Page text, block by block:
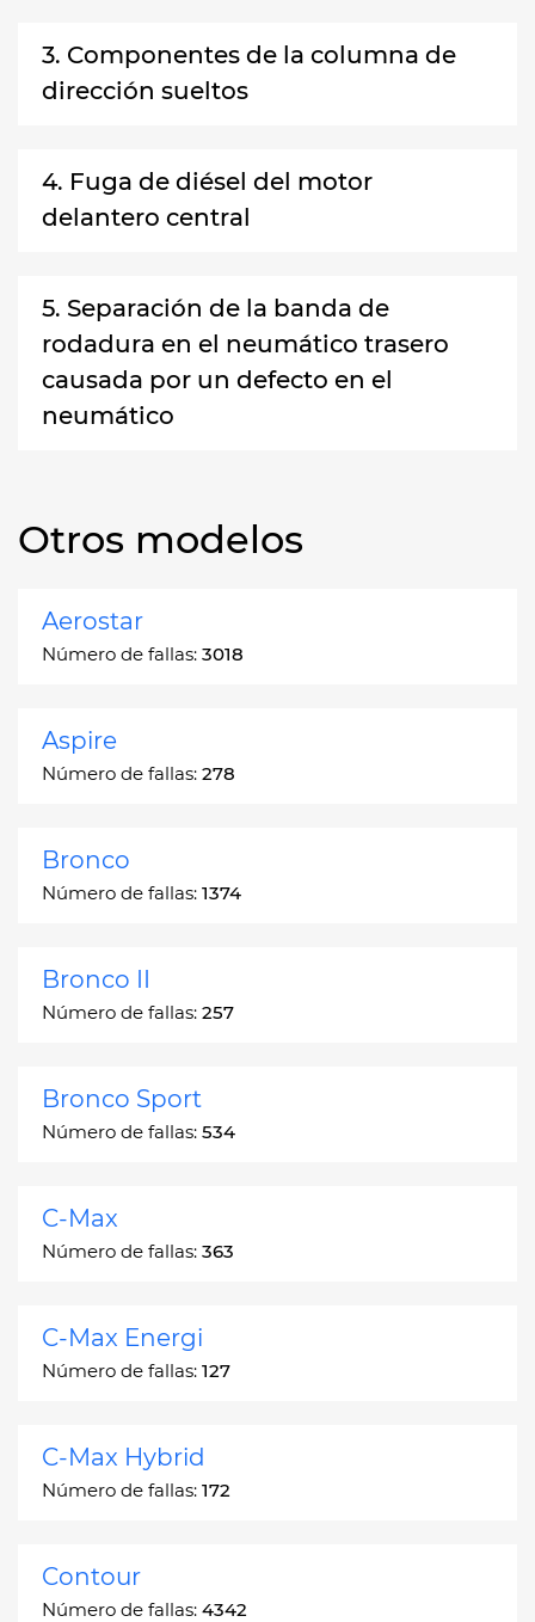
3. Componentes de la columna de
dirección sueltos
4. Fuga de diésel del motor
delantero central
5. Separación de la banda de
rodadura en el neumático trasero
causada por un defecto en el
neumático
Otros modelos
Aerostar
Número de fallas: 3018
Aspire
Número de fallas: 278
Bronco
Número de fallas: 1374
Bronco II
Número de fallas: 257
Bronco Sport
Número de fallas: 534
C-Max
Número de fallas: 363
C-Max Energi
Número de fallas: 127
C-Max Hybrid
Número de fallas: 172
Contour
Número de fallas: 4342